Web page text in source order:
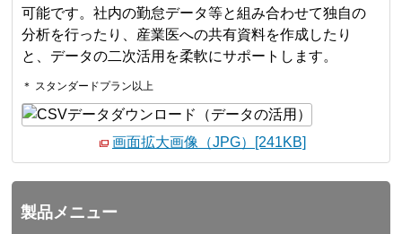
可能です。社内の勤怠データ等と組み合わせて独自の
分析を行ったり、産業医への共有資料を作成したり
と、データの二次活用を柔軟にサポートします。
＊ スタンダードプラン以上
画面拡大画像（JPG）[241KB]
製品メニュー